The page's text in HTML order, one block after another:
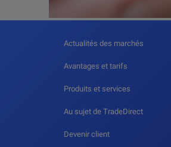
Actualités des marchés
Avantages et tarifs
Produits et services
Au sujet de TradeDirect
Devenir client